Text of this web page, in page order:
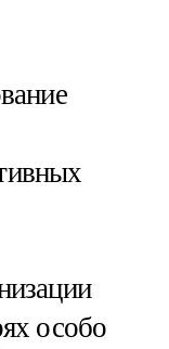
особо